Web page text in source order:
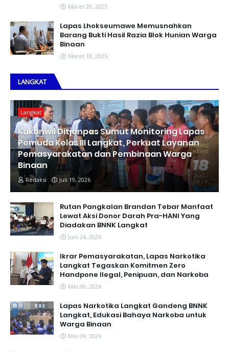
Maret 20, 2025
Lapas Lhokseumawe Memusnahkan
Barang Bukti Hasil Razia Blok Hunian Warga
Binaan
Maret 18, 2025
LANGKAT
Langkat
Kakanwil Ditjenpas Sumut Monitoring Lapas
Pemuda Kelas III Langkat, Perkuat Layanan
Pemasyarakatan dan Pembinaan Warga
Binaan
Redaksi Juli 19, 2026
Rutan Pangkalan Brandan Tebar Manfaat
Lewat Aksi Donor Darah Pra-HANI Yang
Diadakan BNNK Langkat
Juni 24, 2026
Ikrar Pemasyarakatan, Lapas Narkotika
Langkat Tegaskan Komitmen Zero
Handpone llegal, Penipuan, dan Narkoba
Mei 09, 2026
Lapas Narkotika Langkat Gandeng BNNK
Langkat, Edukasi Bahaya Narkoba untuk
Warga Binaan
Mei 09, 2026